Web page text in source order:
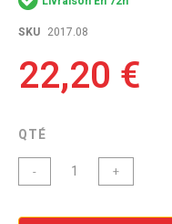
the
images
SKU 2017.08
22,20 €
QTÉ
- +